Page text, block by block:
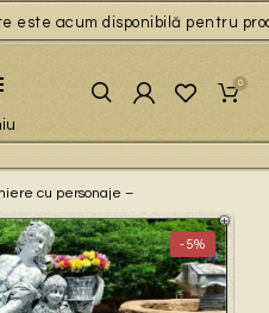
este acum disponibilă pentru
0
cu personaje –
-5%